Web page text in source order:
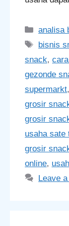
analisa
Tags
bisnis
snack,
gezonde
supermarkt,
grosir
grosir
usaha sate
grosir
online,
Leave